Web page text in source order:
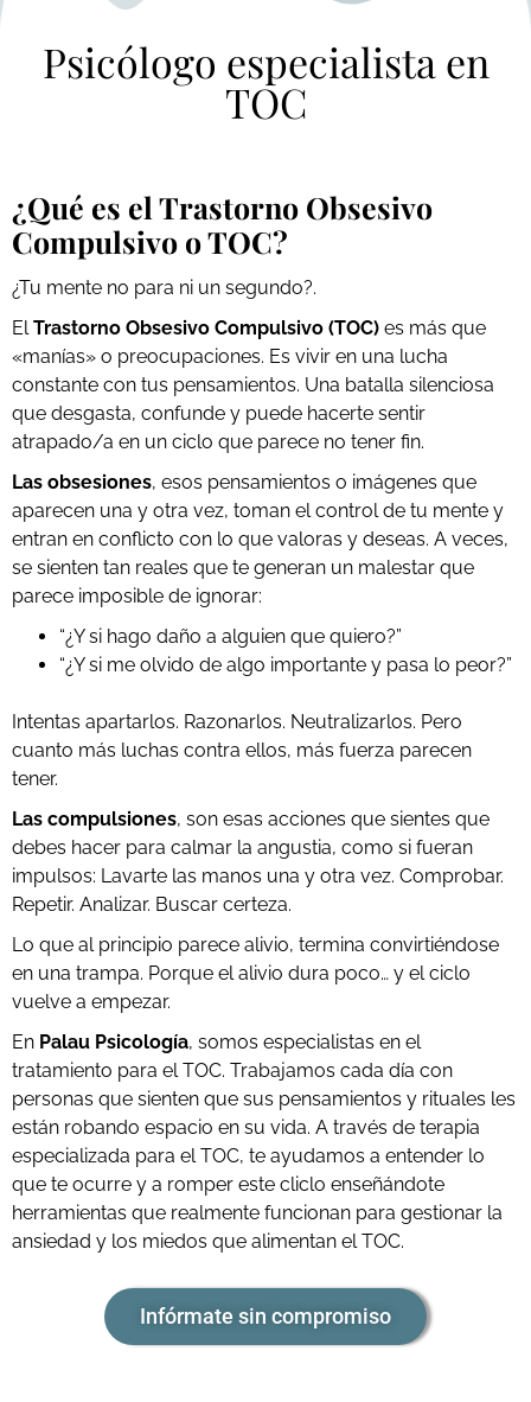
Psicólogo especialista en
TOC
¿Qué es el Trastorno Obsesivo
Compulsivo o TOC?
¿Tu mente no para ni un segundo?.
ElTrastorno Obsesivo Compulsivo (TOC) es más que
«manías» o preocupaciones. Es vivir en una lucha
constante con tus pensamientos. Una batalla silenciosa
que desgasta, confunde y puede hacerte sentir
atrapado/a en un ciclo que parece no tener fin.
Las obsesiones, esos pensamientos o imágenes que
aparecen una y otra vez, toman el control de tu mente y
entran en conflicto con lo que valoras y deseas. A veces,
se sienten tan reales que te generan un malestar que
parece imposible de ignorar:
“¿Y si hago daño a alguien que quiero?”
“¿Y si me olvido de algo importante y pasa lo peor?”
Intentas apartarlos. Razonarlos. Neutralizarlos. Pero
cuanto más luchas contra ellos, más fuerza parecen
tener.
Las compulsiones, son esas acciones que sientes que
debes hacer para calmar la angustia, como si fueran
impulsos: Lavarte las manos una y otra vez. Comprobar.
Repetir. Analizar. Buscar certeza.
Lo que al principio parece alivio, termina convirtiéndose
en una trampa. Porque el alivio dura poco… y el ciclo
vuelve a empezar.
En Palau Psicología, somos especialistas en el
tratamiento para el TOC. Trabajamos cada día con
personas que sienten que sus pensamientos y rituales les
están robando espacio en su vida. A través de terapia
especializada para el TOC, te ayudamos a entender lo
que te ocurre y a romper este cliclo enseñándote
herramientas que realmente funcionan para gestionar la
ansiedad y los miedos que alimentan el TOC.
Infórmate sin compromiso